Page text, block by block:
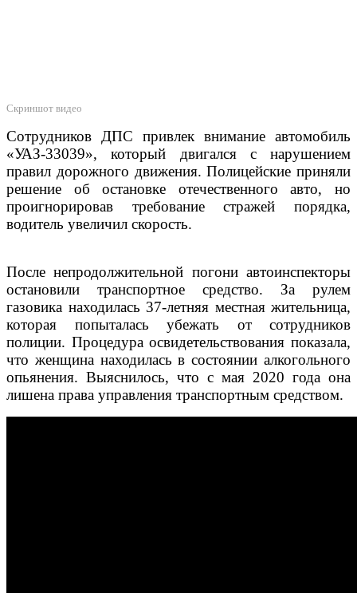
Скриншот видео
Сотрудников ДПС привлек внимание автомобиль
«УАЗ-33039», который двигался с нарушением
правил дорожного движения. Полицейские приняли
решение об остановке отечественного авто, но
проигнорировав требование стражей порядка,
водитель увеличил скорость.
После непродолжительной погони автоинспекторы
остановили транспортное средство. За рулем
газовика находилась 37-летняя местная жительница,
которая попыталась убежать от сотрудников
полиции. Процедура освидетельствования показала,
что женщина находилась в состоянии алкогольного
опьянения. Выяснилось, что с мая 2020 года она
лишена права управления транспортным средством.